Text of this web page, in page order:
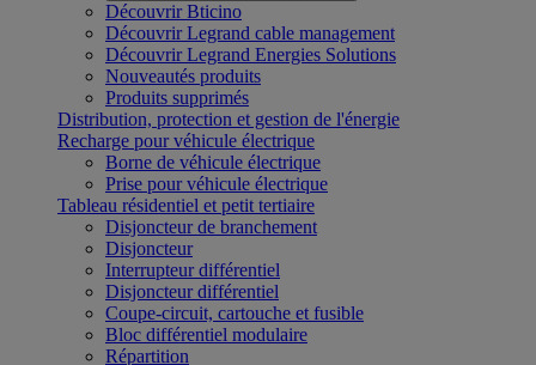
Découvrir Bticino
Découvrir Legrand cable management
Découvrir Legrand Energies Solutions
Nouveautés produits
Produits supprimés
Distribution, protection et gestion de l'énergie
Recharge pour véhicule électrique
Borne de véhicule électrique
Prise pour véhicule électrique
Tableau résidentiel et petit tertiaire
Disjoncteur de branchement
Disjoncteur
Interrupteur différentiel
Disjoncteur différentiel
Coupe-circuit, cartouche et fusible
Bloc différentiel modulaire
Répartition